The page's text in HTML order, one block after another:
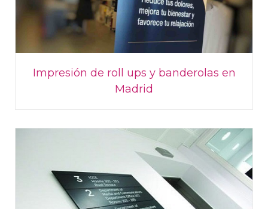
Impresión de roll ups y banderolas en
Madrid